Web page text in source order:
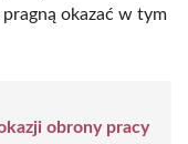
okazać w tym
obrony pracy